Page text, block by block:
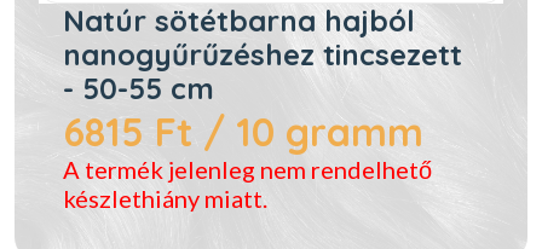
Natúr sötétbarna hajból
nanogyűrűzéshez tincsezett
- 50-55 cm
6815 Ft / 10 gramm
A termék jelenleg nem rendelhető
készlethiány miatt.